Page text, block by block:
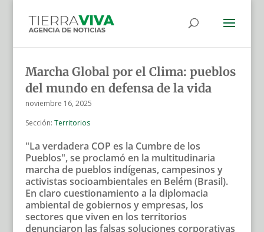
Marcha Global por el Clima: pueblos
del mundo en defensa de la vida
noviembre 16, 2025
Sección: Territorios
"La verdadera COP es la Cumbre de los
Pueblos", se proclamó en la multitudinaria
marcha de pueblos indígenas, campesinos y
activistas socioambientales en Belém (Brasil).
En claro cuestionamiento a la diplomacia
ambiental de gobiernos y empresas, los
sectores que viven en los territorios
denunciaron las falsas soluciones corporativas